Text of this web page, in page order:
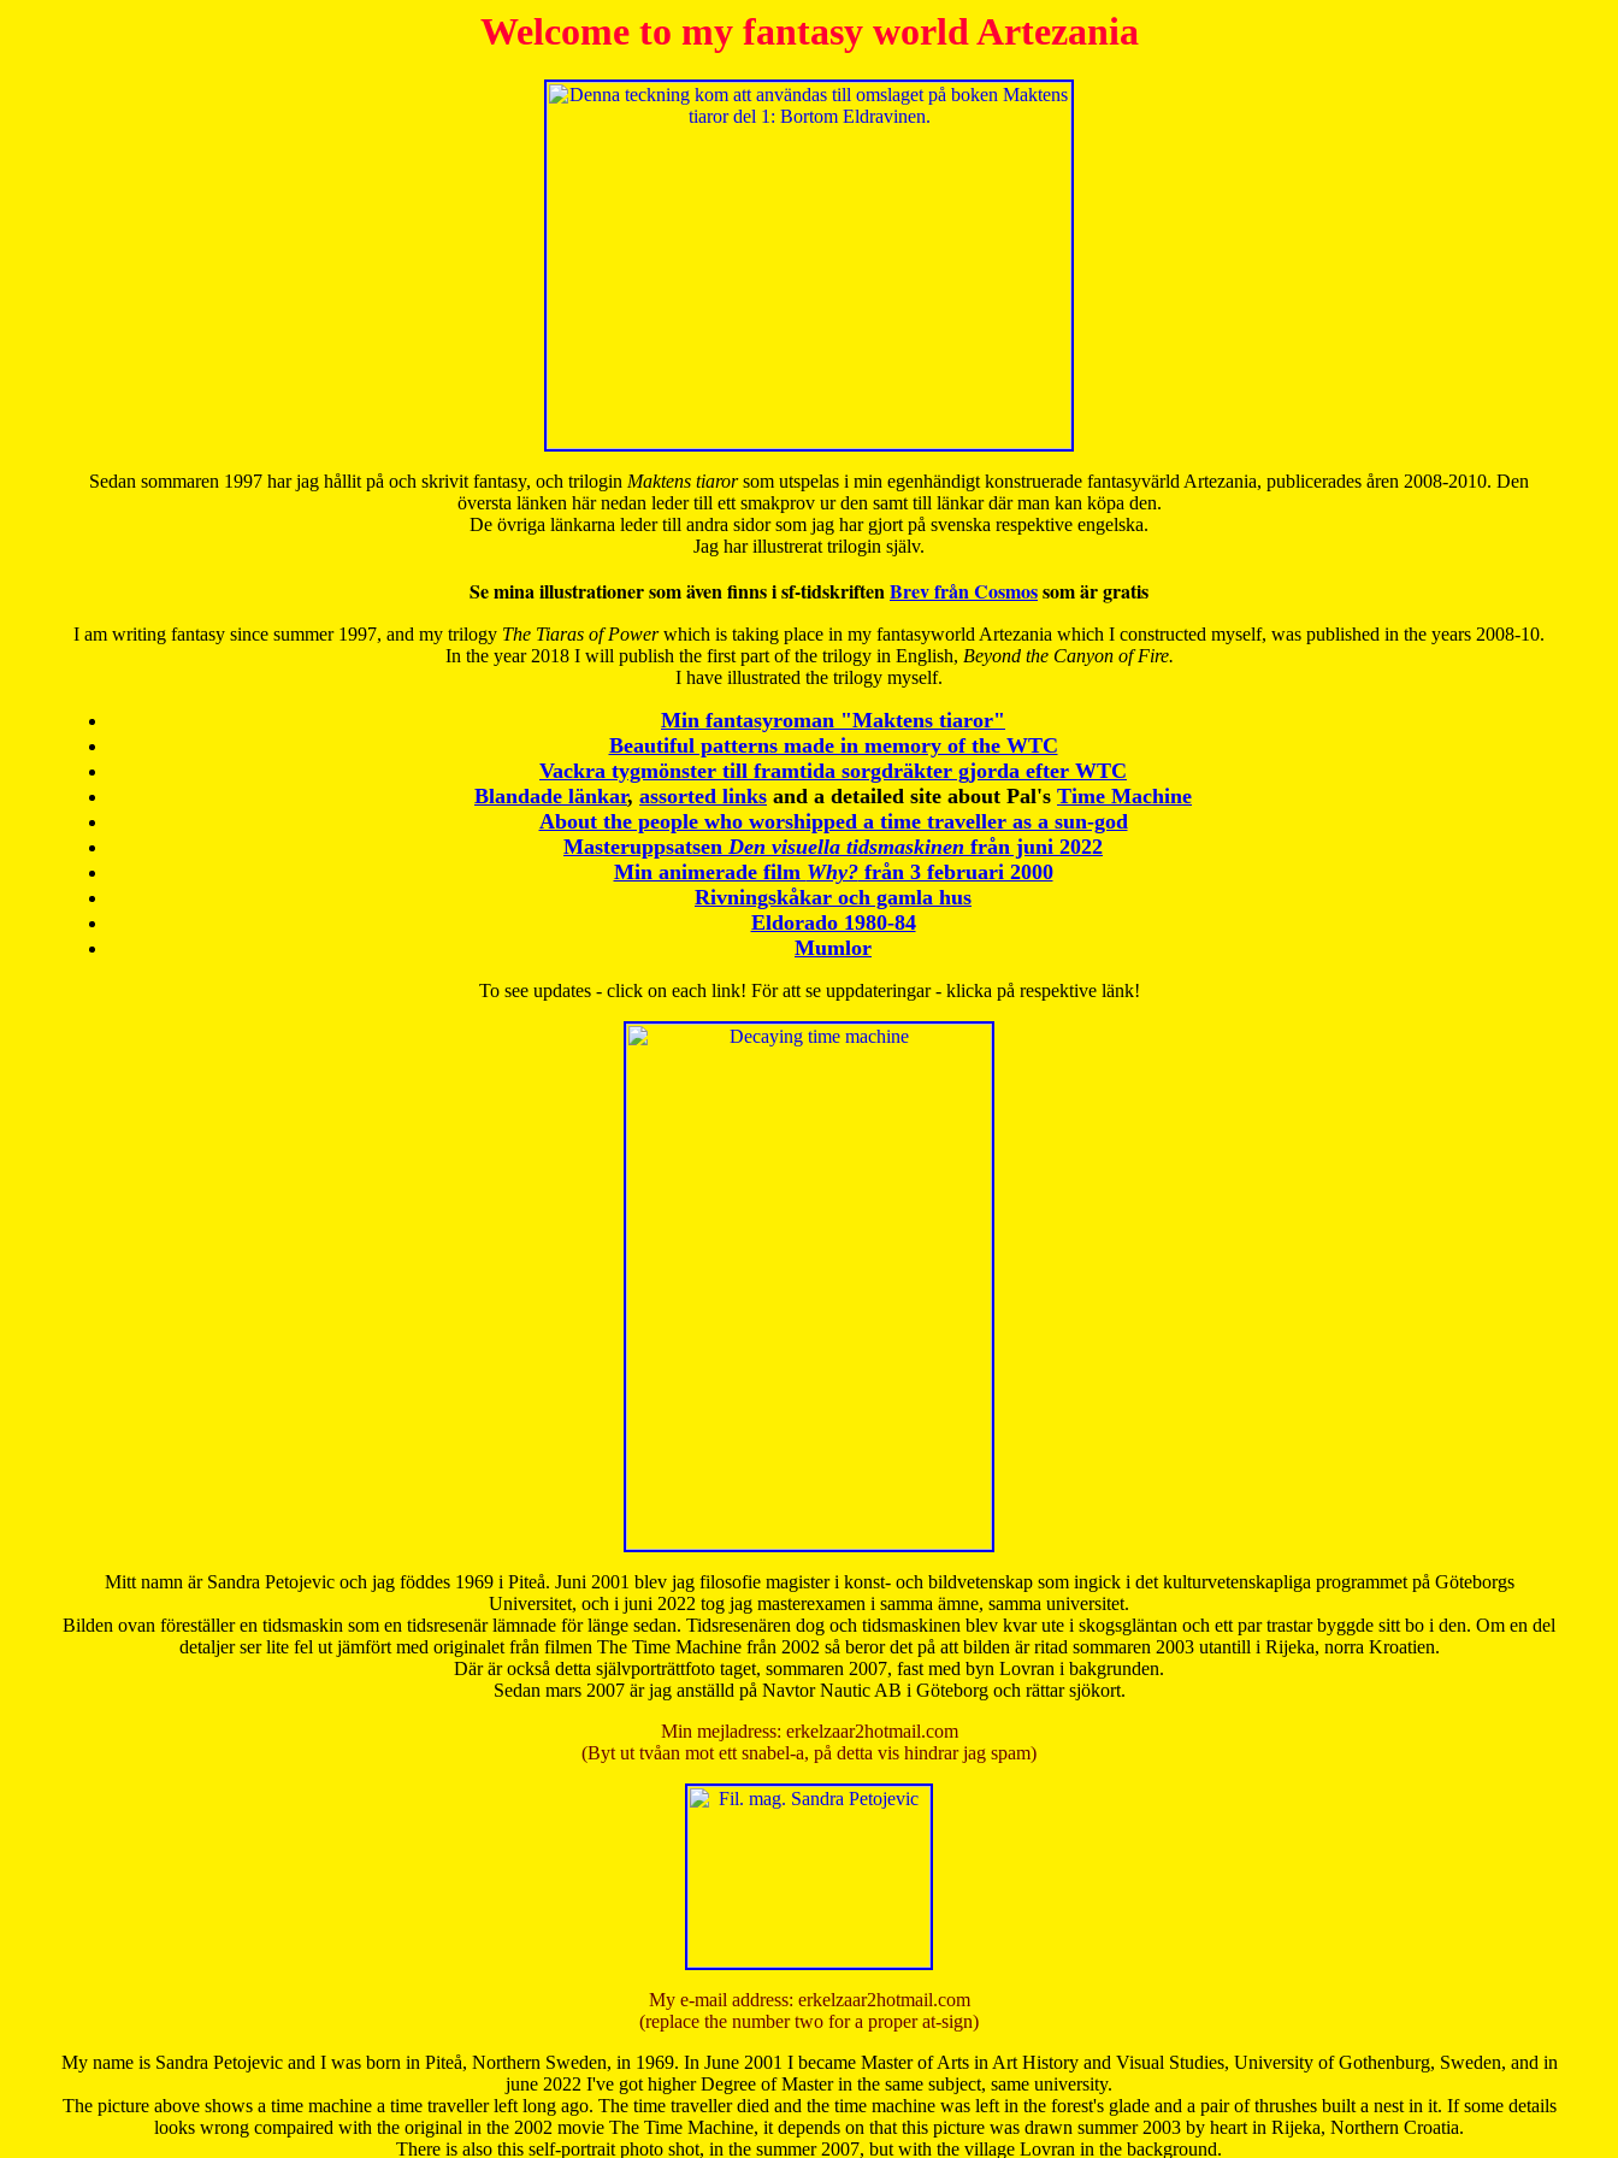
Welcome to my fantasy world Artezania
Sedan sommaren 1997 har jag hållit på och skrivit fantasy, och trilogin Maktens tiarorsom utspelas i min egenhändigt konstruerade fantasyvärld Artezania, publicerades åren 2008-2010. Den
översta länken här nedan leder till ett smakprov ur den samt till länkar där man kan köpa den.
De övriga länkarna leder till andra sidor som jag har gjort på svenska respektive engelska.
Jag har illustrerat trilogin själv.
Se mina illustrationer som även finns i sf-tidskriftenBrev från Cosmossom är gratis
I am writing fantasy since summer 1997, and my trilogy The Tiaras of Powerwhich is taking place in my fantasyworld Artezania which I constructed myself, was published in the years 2008-10.
In the year 2018 I will publish the first part of the trilogy in English, Beyond the Canyon of Fire.
I have illustrated the trilogy myself.
Min fantasyroman "Maktens tiaror"
Beautiful patterns made in memory of the WTC
Vackra tygmönster till framtida sorgdräkter gjorda efter WTC
Blandade länkar, assorted links and a detailed site about Pal's Time Machine
About the people who worshipped a time traveller as a sun-god
Masteruppsatsen Den visuella tidsmaskinen från juni 2022
Min animerade film Why?från 3 februari 2000
Rivningskåkar och gamla hus
Eldorado 1980-84
Mumlor
To see updates - click on each link! För att se uppdateringar - klicka på respektive länk!
Mitt namn är Sandra Petojevic och jag föddes 1969 i Piteå. Juni 2001 blev jag filosofie magister i konst- och bildvetenskap som ingick i det kulturvetenskapliga programmet på Göteborgs
Universitet, och i juni 2022 tog jag masterexamen i samma ämne, samma universitet.
Bilden ovan föreställer en tidsmaskin som en tidsresenär lämnade för länge sedan. Tidsresenären dog och tidsmaskinen blev kvar ute i skogsgläntan och ett par trastar byggde sitt bo i den. Om en del
detaljer ser lite fel ut jämfört med originalet från filmen The Time Machine från 2002 så beror det på att bilden är ritad sommaren 2003 utantill i Rijeka, norra Kroatien.
Där är också detta självporträttfoto taget, sommaren 2007, fast med byn Lovran i bakgrunden.
Sedan mars 2007 är jag anställd på Navtor Nautic AB i Göteborg och rättar sjökort.
Min mejladress: erkelzaar2hotmail.com
(Byt ut tvåan mot ett snabel-a, på detta vis hindrar jag spam)
My e-mail address: erkelzaar2hotmail.com
(replace the number two for a proper at-sign)
My name is Sandra Petojevic and I was born in Piteå, Northern Sweden, in 1969. In June 2001 I became Master of Arts in Art History and Visual Studies, University of Gothenburg, Sweden, and in
june 2022 I've got higher Degree of Master in the same subject, same university.
The picture above shows a time machine a time traveller left long ago. The time traveller died and the time machine was left in the forest's glade and a pair of thrushes built a nest in it. If some details
looks wrong compaired with the original in the 2002 movie The Time Machine, it depends on that this picture was drawn summer 2003 by heart in Rijeka, Northern Croatia.
There is also this self-portrait photo shot, in the summer 2007, but with the village Lovran in the background.